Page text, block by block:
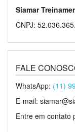
Siamar
CNPJ:
FALE
WhatsApp: (11)
E-mail:
Entre em contato